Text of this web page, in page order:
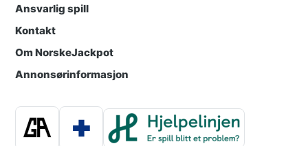
Ansvarlig spill
Kontakt
Om NorskeJackpot
Annonsørinformasjon